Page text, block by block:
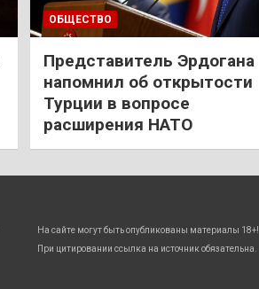
ОБЩЕСТВО
Представитель Эрдогана
напомнил об открытости
Турции в вопросе
расширения НАТО
На сайте могут быть опубликованы материалы 18+!
При цитировании ссылка на источник обязательна.